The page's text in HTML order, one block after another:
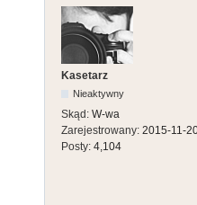
Kasetarz
Nieaktywny
Skąd: W-wa
Zarejestrowany: 2015-11-
Posty: 4,104